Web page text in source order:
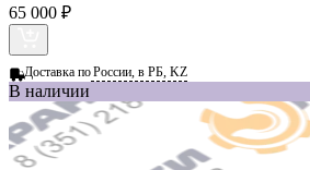
65 000 ₽
Доставка поРоссии, в РБ, KZ
В наличии